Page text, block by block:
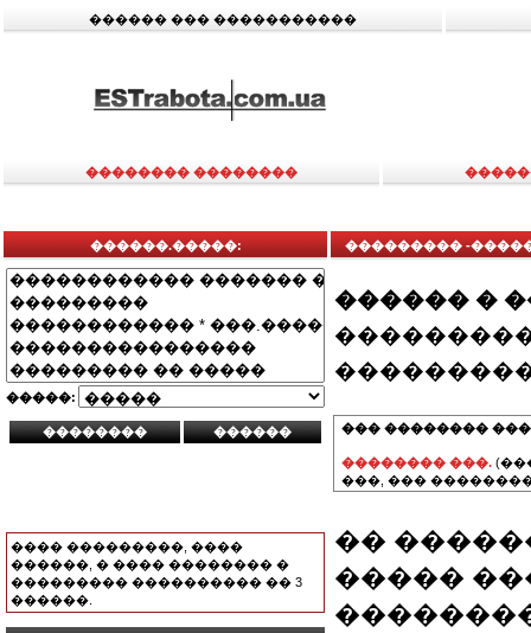
������ ��� �����������
�������� ��������
������.�����:
�����:
���� ���������, ����
������, � ���� �������� �
��������� ���������� �� 3
������.
��������� -
������ �
��� ��������
�������� ���.
���, ���
��
�����